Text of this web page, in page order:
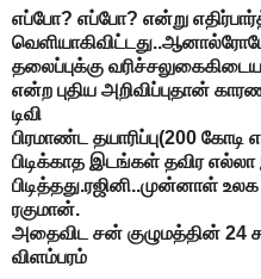
எப்போ? எப்போ? என்று
தலைப்புக்கு
என்ற புதிய அறிவிப்புதான்
டிவி
பிரமாண்ட தயாரிப்பு(200
பிடிக்காத இடங்கள் தவிர
பிடித்தது.ரஜினி..முன்னாள்
ரகுமான்.
அதைவிட சன் குழுமத்தின் 24
விளம்பரம்